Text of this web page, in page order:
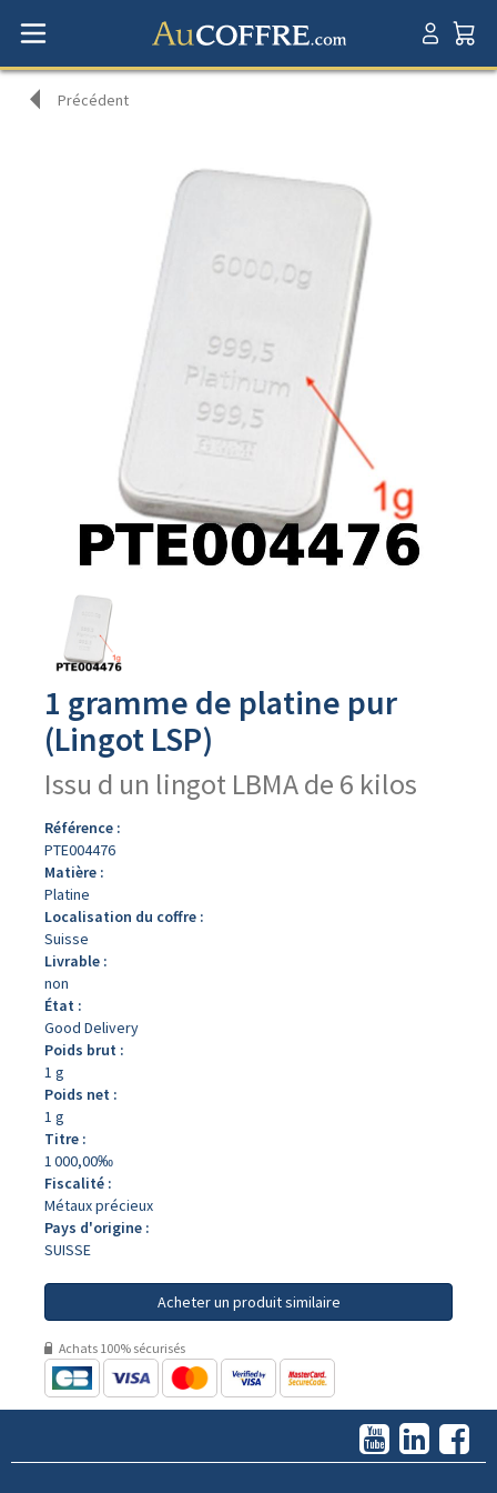
Précédent
produit
1 gramme de platine pur
(Lingot LSP)
Issu d un lingot LBMA de 6 kilos
Référence :
PTE004476
Matière :
Platine
Localisation du coffre :
Suisse
Livrable :
non
État :
Good Delivery
Poids brut :
1 g
Poids net :
1 g
Titre :
1 000,00‰
Fiscalité :
Métaux précieux
Pays d'origine :
SUISSE
Acheter un produit similaire
Achats 100% sécurisés